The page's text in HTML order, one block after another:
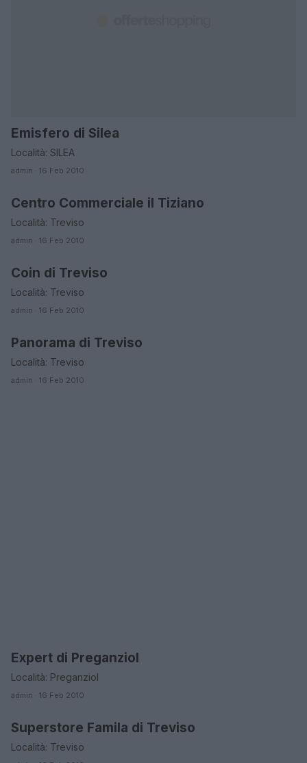
ORARI DI APERTURA NEGOZI
Emisfero di Silea
Località: SILEA
admin · 16 Feb 2010
ORARI DI APERTURA NEGOZI
Centro Commerciale il Tiziano
Località: Treviso
admin · 16 Feb 2010
ORARI DI APERTURA NEGOZI
Coin di Treviso
Località: Treviso
admin · 16 Feb 2010
ORARI DI APERTURA NEGOZI
Panorama di Treviso
Località: Treviso
admin · 16 Feb 2010
ORARI DI APERTURA NEGOZI
Expert di Preganziol
Località: Preganziol
admin · 16 Feb 2010
ORARI DI APERTURA NEGOZI
Superstore Famila di Treviso
Località: Treviso